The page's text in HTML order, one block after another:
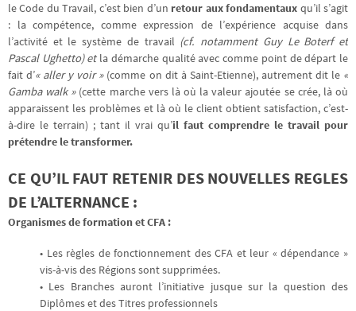
le Code du Travail, c’est bien d’un retour aux fondamentaux qu’il s’agit
: la compétence, comme expression de l’expérience acquise dans
l’activité et le système de travail (cf. notamment Guy Le Boterf et
Pascal Ughetto) etla démarche qualité avec comme point de départ le
fait d’« aller y voir »(comme on dit à Saint-Etienne), autrement dit le «
Gamba walk »(cette marche vers là où la valeur ajoutée se crée, là où
apparaissent les problèmes et là où le client obtient satisfaction, c’est-
à-dire le terrain) ; tant il vrai qu’il faut comprendre le travail pour
prétendre le transformer.
CE QU’IL FAUT RETENIR DES NOUVELLES REGLES
DE L’ALTERNANCE :
Organismes de formation et CFA :
• Les règles de fonctionnement des CFA et leur « dépendance »
vis-à-vis des Régions sont supprimées.
• Les Branches auront l’initiative jusque sur la question des
Diplômes et des Titres professionnels